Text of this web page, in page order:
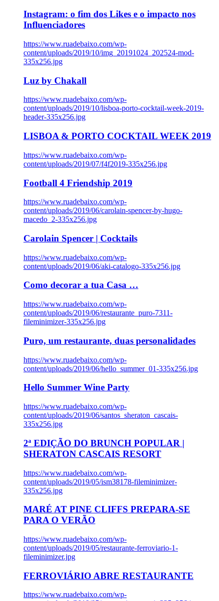
Instagram: o fim dos Likes e o impacto nos
Influenciadores
https://www.ruadebaixo.com/wp-
content/uploads/2019/10/img_20191024_202524-mod-
335x256.jpg
Luz by Chakall
https://www.ruadebaixo.com/wp-
content/uploads/2019/10/lisboa-porto-cocktail-week-2019-
header-335x256.jpg
LISBOA & PORTO COCKTAIL WEEK 2019
https://www.ruadebaixo.com/wp-
content/uploads/2019/07/f4f2019-335x256.jpg
Football 4 Friendship 2019
https://www.ruadebaixo.com/wp-
content/uploads/2019/06/carolain-spencer-by-hugo-
macedo_2-335x256.jpg
Carolain Spencer | Cocktails
https://www.ruadebaixo.com/wp-
content/uploads/2019/06/aki-catalogo-335x256.jpg
Como decorar a tua Casa …
https://www.ruadebaixo.com/wp-
content/uploads/2019/06/restaurante_puro-7311-
fileminimizer-335x256.jpg
Puro, um restaurante, duas personalidades
https://www.ruadebaixo.com/wp-
content/uploads/2019/06/hello_summer_01-335x256.jpg
Hello Summer Wine Party
https://www.ruadebaixo.com/wp-
content/uploads/2019/06/santos_sheraton_cascais-
335x256.jpg
2ª EDIÇÃO DO BRUNCH POPULAR |
SHERATON CASCAIS RESORT
https://www.ruadebaixo.com/wp-
content/uploads/2019/05/ism38178-fileminimizer-
335x256.jpg
MARÉ AT PINE CLIFFS PREPARA-SE
PARA O VERÃO
https://www.ruadebaixo.com/wp-
content/uploads/2019/05/restaurante-ferroviario-1-
fileminimizer.jpg
FERROVIÁRIO ABRE RESTAURANTE
https://www.ruadebaixo.com/wp-